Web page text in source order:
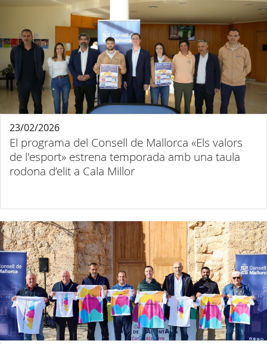
El programa del Consell de Mallorca «Els valors
de l'esport» estrena temporada amb una taula
rodona d’elit a Cala Millor
23/02/2026